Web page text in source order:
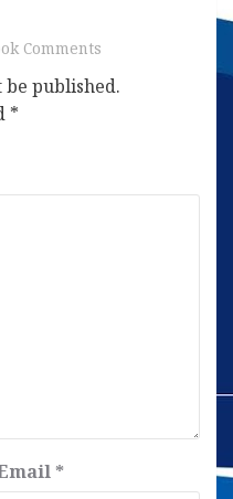
Comments
published.
*
*